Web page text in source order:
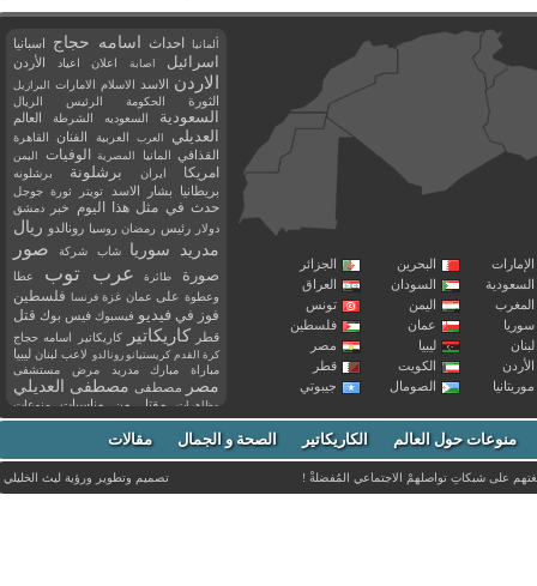
البحرين
الجزائر
السودان
العراق
اليمن
تونس
عمان
فلسطين
ليبيا
مصر
الكويت
قطر
الصومال جيبوتي
ألمانيا احداث اسامه حجاج اسبانيا
اسرائيل اصابة اعلان اعياد الأردن
الاردن الاسد الاسلام الامارات البرازيل
الثورة الحكومة الرئيس الريال
السعودية السعوديه الشرطة العالم
العديلي العرب العربية الفنان القاهرة
القذافي المانيا المصرية الوفيات اليمن
امريكا ايران برشلونة برشلونه
بريطانيا بشار الاسد تويتر ثورة جوجل
حدث في مثل هذا اليوم خبر دمشق
دولار رئيس رمضان روسيا رونالدو ريال
مدريد
سوريا شاب شركة صور
صورة طائرة عرب توب
عطا
وعطوة على عمان غزة فرنسا فلسطين
فوز في فيديو فيسبوك فيس بوك قتل
قطر كاريكاتير كاريكاتير اسامه حجاج
كرة القدم كريستيانو رونالدو لاعب لبنان ليبيا
مباراة مبارك مدريد مرض مستشفى
مصر مصطفى مصطفى العديلي
مظاهرات مقتل من مناسبات
منوعات
مواليد
موت ميسي ميلان نادي نشر
وفاة وفيات يوتيوب منوعات حول العالم الكاريكاتير الصحة و الجمال مقالات
على شبكاتِ تواصلهمْ الاجتماعي المُفضلةْ ! تصميم وتطوير ورؤيةليث الخليلي